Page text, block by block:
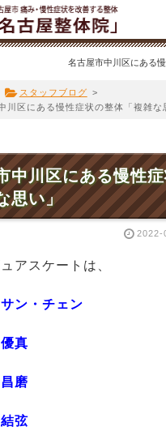
名古屋市中川区にある
スタッフブログ >
川区にある慢性症状の整体「複雑な
中川区にある慢性
思い」
2022-
アスケートは、
ン・チェン
真
磨
弦